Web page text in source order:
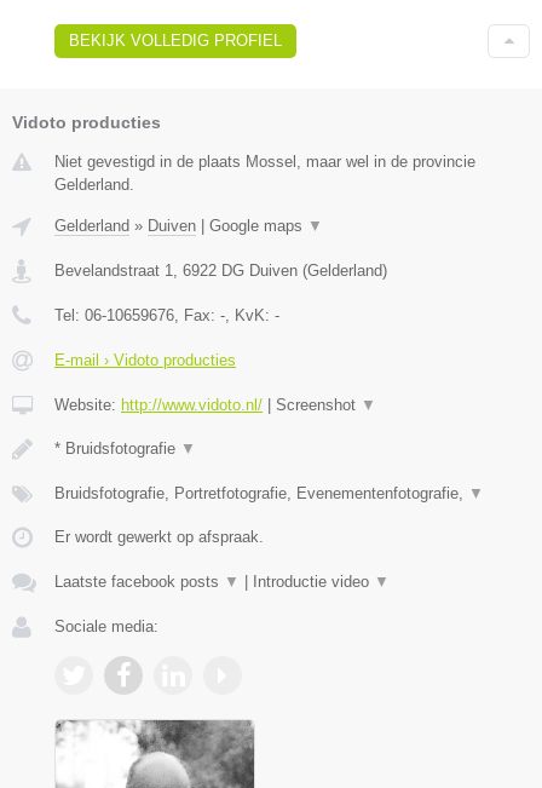
BEKIJK VOLLEDIG PROFIEL
Vidoto producties
Niet gevestigd in de plaats Mossel, maar wel in de provincie
Gelderland.
Gelderland » Duiven Google maps ▼
Bevelandstraat 1 6922 DG Duiven (Gelderland)
Tel: 06-10659676 , Fax: - , KvK: -
E-mail › Vidoto producties
Website: http://www.vidoto.nl/ Screenshot ▼
* Bruidsfotografie ▼
Bruidsfotografie, Portretfotografie, Evenementenfotografie, ▼
Er wordt gewerkt op afspraak.
Laatste facebook posts ▼ Introductie video ▼
Sociale media: